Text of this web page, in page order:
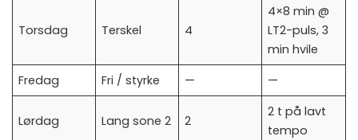
Torsdag Terskel 4
4×8 min @
LT2-puls, 3
min hvile
Fredag
Fri / styrke — —
Lørdag Lang sone 2 2
2 t på lavt
tempo